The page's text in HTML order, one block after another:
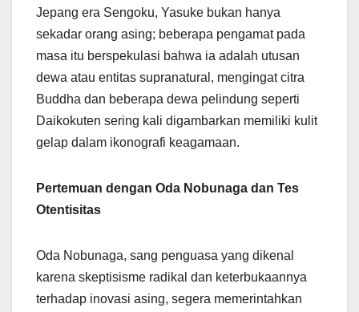
Jepang era Sengoku, Yasuke bukan hanya
sekadar orang asing; beberapa pengamat pada
masa itu berspekulasi bahwa ia adalah utusan
dewa atau entitas supranatural, mengingat citra
Buddha dan beberapa dewa pelindung seperti
Daikokuten sering kali digambarkan memiliki kulit
gelap dalam ikonografi keagamaan.
Pertemuan dengan Oda Nobunaga dan Tes
Otentisitas
Oda Nobunaga, sang penguasa yang dikenal
karena skeptisisme radikal dan keterbukaannya
terhadap inovasi asing, segera memerintahkan